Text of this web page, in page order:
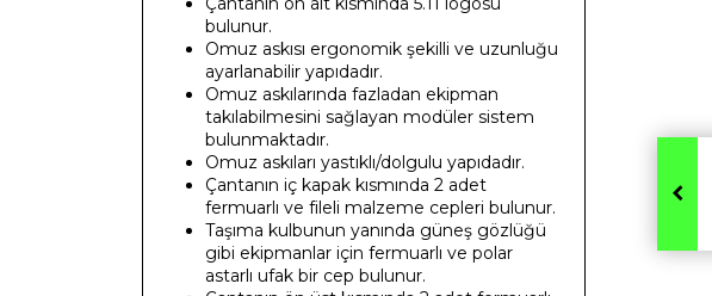
bulunur.
Omuz askısı ergonomik şekilli ve uzunluğu
ayarlanabilir yapıdadır.
Omuz askılarında fazladan ekipman
takılabilmesini sağlayan modüler sistem
bulunmaktadır.
Omuz askıları yastıklı/dolgulu yapıdadır.
Çantanın iç kapak kısmında 2 adet
fermuarlı ve fileli malzeme cepleri bulunur.
Taşıma kulbunun yanında güneş gözlüğü
gibi ekipmanlar için fermuarlı ve polar
astarlı ufak bir cep bulunur.